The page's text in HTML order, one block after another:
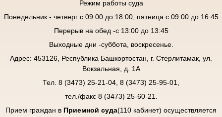
Режим работы суда
Понедельник - четверг с 09:00 до 18:00, пятница с 09:00 до 16:45
Перерыв на обед -с 13:00 до 13:45
Выходные дни -суббота, воскресенье.
Адрес: 453126, Республика Башкортостан, г. Стерлитамак, ул.
Вокзальная, д. 1А
Тел. 8 (3473) 25-21-04, 8 (3473) 25-95-01,
тел./факс 8 (3473) 25-60-21.
Прием граждан в Приемной суда(110 кабинет) осуществляется